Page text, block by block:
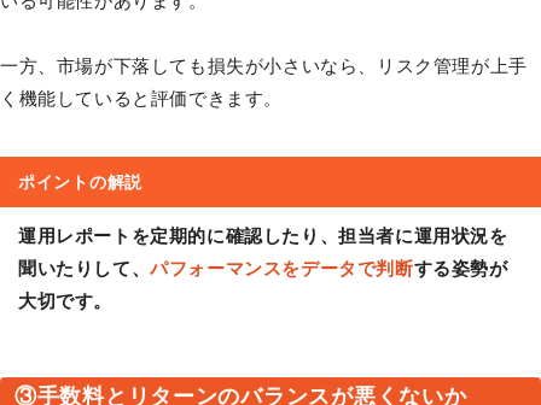
一方、市場が下落しても損失が小さいなら、リスク管理が上手
く機能していると評価できます。
ポイントの解説
運用レポートを定期的に確認したり、担当者に運用状況を
聞いたりして、パフォーマンスをデータで判断する姿勢が
大切です。
③手数料とリターンのバランスが悪くないか